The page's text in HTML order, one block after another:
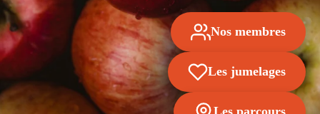
Nos membres
Les jumelages